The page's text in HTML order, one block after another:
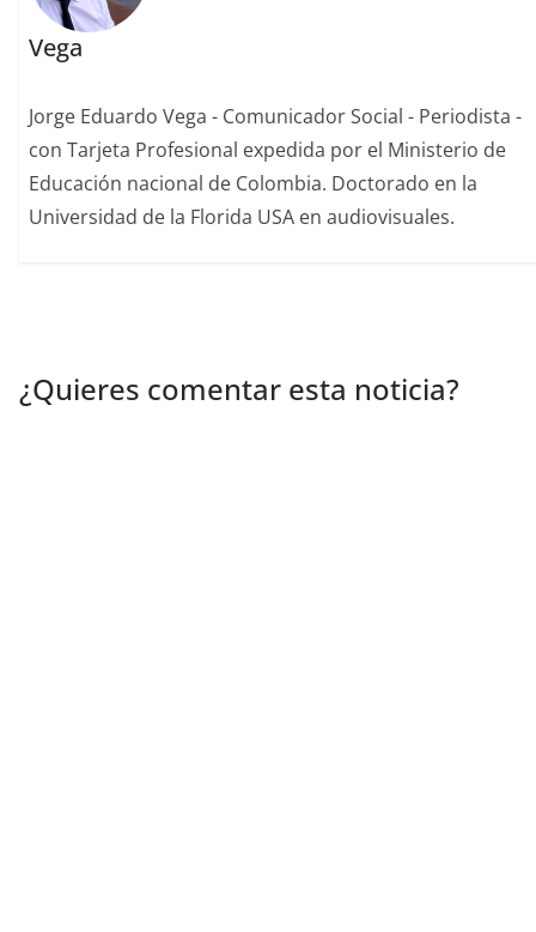
Vega
Jorge Eduardo Vega - Comunicador Social - Periodista -
con Tarjeta Profesional expedida por el Ministerio de
Educación nacional de Colombia. Doctorado en la
Universidad de la Florida USA en audiovisuales.
¿Quieres comentar esta noticia?